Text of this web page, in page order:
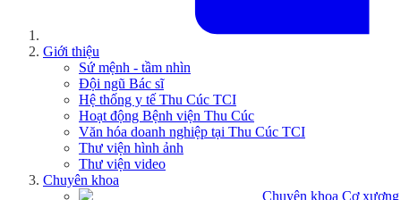
Giới thiệu
Sứ mệnh - tầm nhìn
Đội ngũ Bác sĩ
Hệ thống y tế Thu Cúc TCI
Hoạt động Bệnh viện Thu Cúc
Văn hóa doanh nghiệp tại Thu Cúc TCI
Thư viện hình ảnh
Thư viện video
Chuyên khoa
Chuyên khoa Cơ